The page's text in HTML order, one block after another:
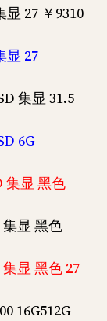
显 27 ￥9310
显 27
集显 31.5
6G
集显 黑色
集显 黑色
集显 黑色 27
16G512G